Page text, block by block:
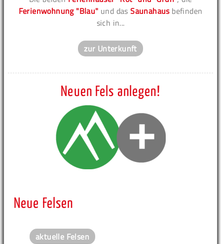
Ferienwohnung "Blau" und dasSaunahausbefinden
sich in...
zur Unterkunft
Neuen Fels anlegen!
Neue Felsen
aktuelle Felsen